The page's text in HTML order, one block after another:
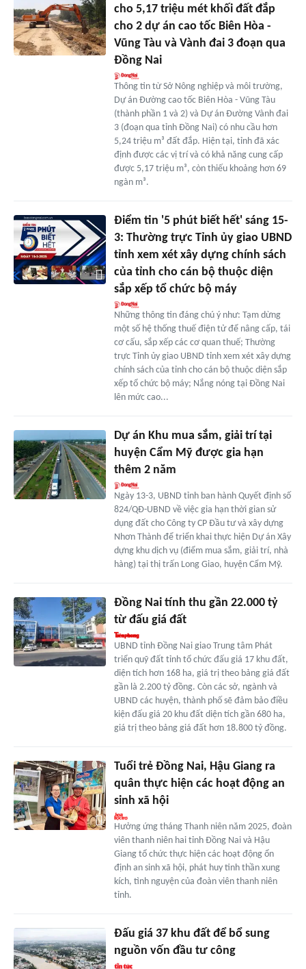
cho 5,17 triệu mét khối đất đắp
cho 2 dự án cao tốc Biên Hòa -
Vũng Tàu và Vành đai 3 đoạn qua
Đồng Nai
Thông tin từ Sở Nông nghiệp và môi trường,
Dự án Đường cao tốc Biên Hòa - Vũng Tàu
(thành phần 1 và 2) và Dự án Đường Vành đai
3 (đoạn qua tỉnh Đồng Nai) có nhu cầu hơn
5,24 triệu m³ đất đắp. Hiện tại, tỉnh đã xác
định được các vị trí và có khả năng cung cấp
được 5,17 triệu m³, còn thiếu khoảng hơn 69
ngàn m³.
Điểm tin '5 phút biết hết' sáng 15-
3: Thường trực Tỉnh ủy giao UBND
tỉnh xem xét xây dựng chính sách
của tỉnh cho cán bộ thuộc diện
sắp xếp tổ chức bộ máy
Những thông tin đáng chú ý như: Tạm dừng
một số hệ thống thuế điện tử để nâng cấp, tái
cơ cấu, sắp xếp các cơ quan thuế; Thường
trực Tỉnh ủy giao UBND tỉnh xem xét xây dựng
chính sách của tỉnh cho cán bộ thuộc diện sắp
xếp tổ chức bộ máy; Nắng nóng tại Đồng Nai
lên mức cao...
Dự án Khu mua sắm, giải trí tại
huyện Cẩm Mỹ được gia hạn
thêm 2 năm
Ngày 13-3, UBND tỉnh ban hành Quyết định số
824/QĐ-UBND về việc gia hạn thời gian sử
dụng đất cho Công ty CP Đầu tư và xây dựng
Nhơn Thành để triển khai thực hiện Dự án Xây
dựng khu dịch vụ (điểm mua sắm, giải trí, nhà
hàng) tại thị trấn Long Giao, huyện Cẩm Mỹ.
Đồng Nai tính thu gần 22.000 tỷ
từ đấu giá đất
UBND tỉnh Đồng Nai giao Trung tâm Phát
triển quỹ đất tỉnh tổ chức đấu giá 17 khu đất,
diện tích hơn 168 ha, giá trị theo bảng giá đất
gần là 2.200 tỷ đồng. Còn các sở, ngành và
UBND các huyện, thành phố sẽ đảm bảo điều
kiện đấu giá 20 khu đất diện tích gần 680 ha,
giá trị theo bảng giá đất hơn 18.800 tỷ đồng.
Tuổi trẻ Đồng Nai, Hậu Giang ra
quân thực hiện các hoạt động an
sinh xã hội
Hưởng ứng tháng Thanh niên năm 2025, đoàn
viên thanh niên hai tỉnh Đồng Nai và Hậu
Giang tổ chức thực hiện các hoạt động ổn
định an sinh xã hội, phát huy tinh thần xung
kích, tình nguyện của đoàn viên thanh niên
tỉnh.
Đấu giá 37 khu đất để bổ sung
nguồn vốn đầu tư công